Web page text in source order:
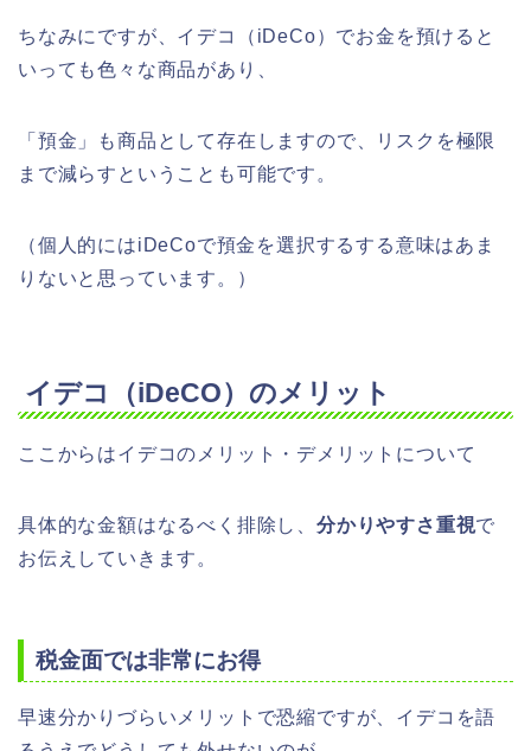
ちなみにですが、イデコ（iDeCo）でお金を預けると
いっても色々な商品があり、
「預金」も商品として存在しますので、リスクを極限
まで減らすということも可能です。
（個人的にはiDeCoで預金を選択するする意味はあま
りないと思っています。）
イデコ（iDeCO）のメリット
ここからはイデコのメリット・デメリットについて
具体的な金額はなるべく排除し、 分かりやすさ重視で
お伝えしていきます。
税金面では非常にお得
早速分かりづらいメリットで恐縮ですが、イデコを語